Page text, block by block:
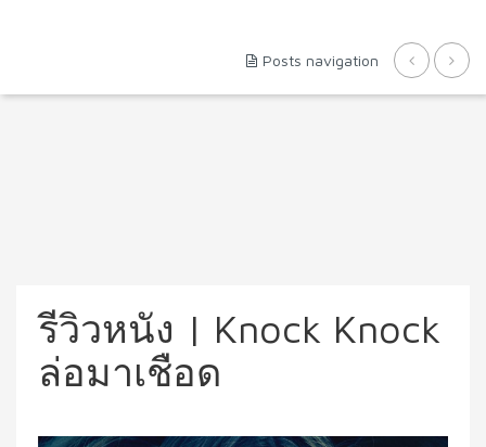
Posts navigation
รีวิวหนัง | Knock Knock
ล่อมาเชือด